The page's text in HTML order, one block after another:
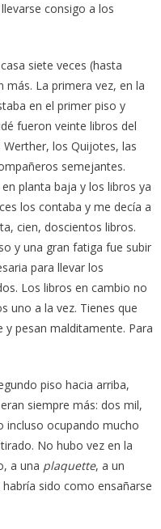
consigo a los
siete veces (hasta
más. La primera vez, en la
en el primer piso y
fueron veinte libros del
los Quijotes, las
semejantes.
planta baja y los libros ya
los contaba y me decía a
cien, doscientos libros.
y una gran fatiga fue subir
para llevar los
Los libros en cambio no
uno a la vez. Tienes que
y pesan malditamente. Para
piso hacia arriba,
siempre más: dos mil,
incluso ocupando mucho
No hubo vez en la
a una plaquette, a un
sido como ensañarse